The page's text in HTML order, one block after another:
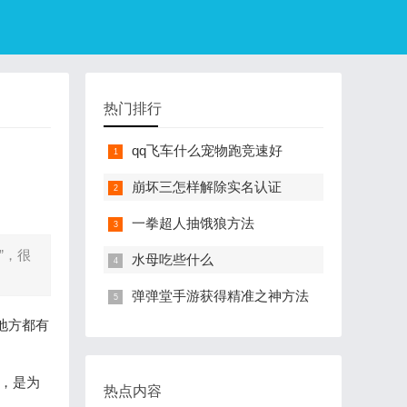
，很
方都有
是为
热门排行
qq飞车什么宠物跑竞速好
崩坏三怎样解除实名认证
一拳超人抽饿狼方法
水母吃些什么
弹弹堂手游获得精准之神方法
热点内容